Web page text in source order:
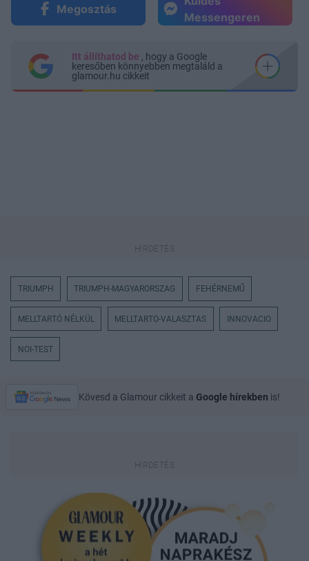
Megosztás
Messengeren
Itt állíthatod be , hogy a Google
keresőben könnyebben megtaláld a
glamour.hu cikkeit
TRIUMPH TRIUMPH-MAGYARORSZAG FEHÉRNEMŰ
MELLTARTÓ NÉLKÜL MELLTARTO-VALASZTAS INNOVACIO
NOI-TEST
Kövesd a Glamour cikkeit a Google hírekben is!